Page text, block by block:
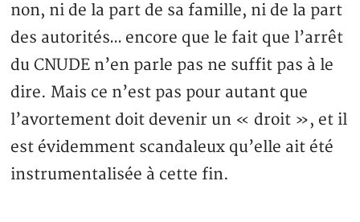
non, ni de la part de sa famille, ni de la part
des autorités… encore que le fait que l’arrêt
du CNUDE n’en parle pas ne suffit pas à le
dire. Mais ce n’est pas pour autant que
l’avortement doit devenir un « droit », et il
est évidemment scandaleux qu’elle ait été
instrumentalisée à cette fin.